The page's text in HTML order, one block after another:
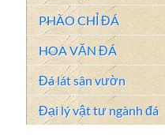
PHÀO CHỈ ĐÁ
HOA VĂN ĐÁ
Đá lát sân vườn
Đại lý vật tư ngành đá